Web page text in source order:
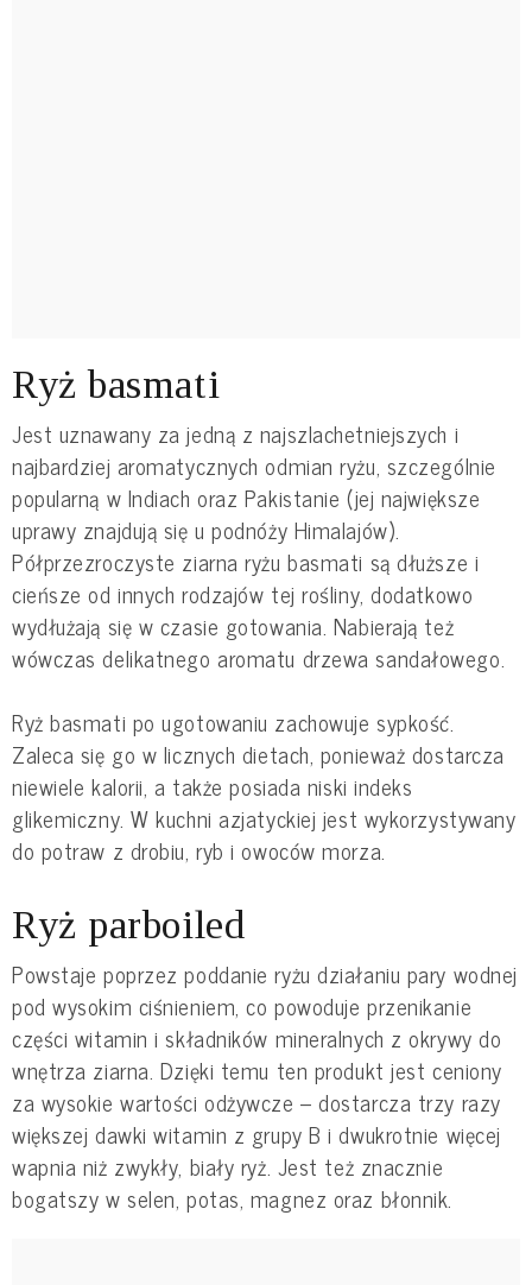
Ryż basmati
Jest uznawany za jedną z najszlachetniejszych i
najbardziej aromatycznych odmian ryżu, szczególnie
popularną w Indiach oraz Pakistanie (jej największe
uprawy znajdują się u podnóży Himalajów).
Półprzezroczyste ziarna ryżu basmati są dłuższe i
cieńsze od innych rodzajów tej rośliny, dodatkowo
wydłużają się w czasie gotowania. Nabierają też
wówczas delikatnego aromatu drzewa sandałowego.
Ryż basmati po ugotowaniu zachowuje sypkość.
Zaleca się go w licznych dietach, ponieważ dostarcza
niewiele kalorii, a także posiada niski indeks
glikemiczny. W kuchni azjatyckiej jest wykorzystywany
do potraw z drobiu, ryb i owoców morza.
Ryż parboiled
Powstaje poprzez poddanie ryżu działaniu pary wodnej
pod wysokim ciśnieniem, co powoduje przenikanie
części witamin i składników mineralnych z okrywy do
wnętrza ziarna. Dzięki temu ten produkt jest ceniony
za wysokie wartości odżywcze – dostarcza trzy razy
większej dawki witamin z grupy B i dwukrotnie więcej
wapnia niż zwykły, biały ryż. Jest też znacznie
bogatszy w selen, potas, magnez oraz błonnik.